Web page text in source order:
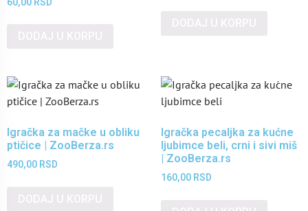
Igračka za mačke u obliku
ptičice | ZooBerza.rs
490,00 RSD
Igračka pecaljka za kućne
ljubimce beli, crni i sivi miš
| ZooBerza.rs
160,00 RSD